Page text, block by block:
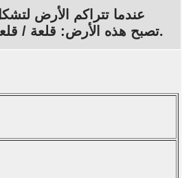
واقيًا:) تصبح هذه الأرض: قلعة / قلعة.